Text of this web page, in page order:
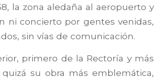
la zona aledaña al aeropuerto y
ni concierto por gentes venidas,
sin vías de comunicación.
primero de la Rectoría y más
su obra más emblemática,